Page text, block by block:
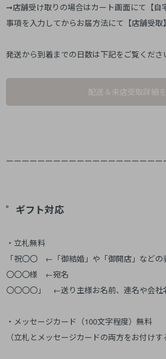
➞店舗受け取りの場合はカート画面にて【自
事項を入力してからお届方法にて【店舗受
発送から到着までの日数は下記をご覧くだ
配送＆来店受取詳細
ーーーーーーーーーーーーーーーーーーーー
゜ギフト対応
・立札無料
「祝〇〇 ←「御結婚」や「御開店」などの
〇〇〇様 ←宛名
〇〇〇〇」 ←送り主様お名前、連名や会社
・メッセージカード（100文字程度）無料
（立札とメッセージカードの両方をお付けす